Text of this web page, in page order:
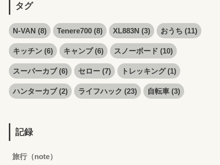
タグ
N-VAN (8) Tenere700(8) XL883N (3) おうち (11)
キッチン(6) キャンプ(6) スノーボード (10)
スーパーカブ(6) セロー(7) トレッキング(1)
ハンターカブ(2) ライフハック (23) 自転車(3)
記録
旅行（note）